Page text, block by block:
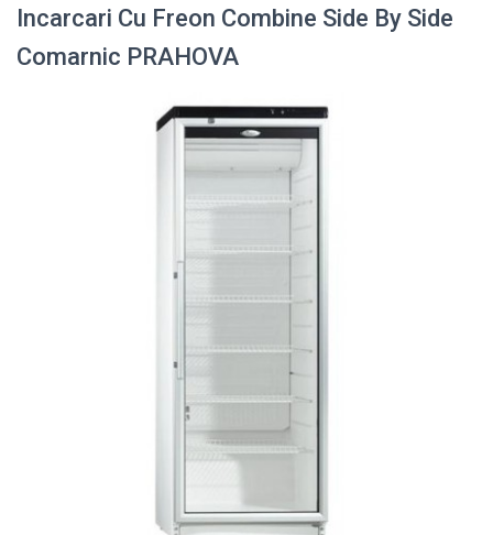
Incarcari Cu Freon Combine Side By Side
Comarnic PRAHOVA